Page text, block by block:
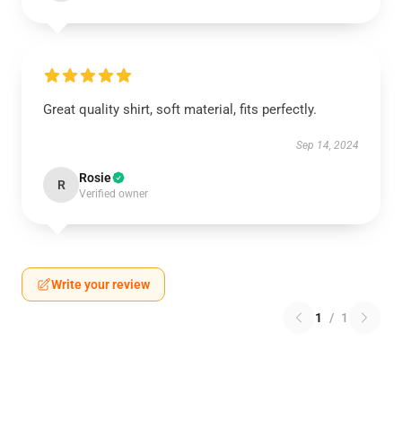
Great quality shirt, soft material, fits perfectly.
Sep 14, 2024
R Rosie
Verified owner
Write your review
1 / 1